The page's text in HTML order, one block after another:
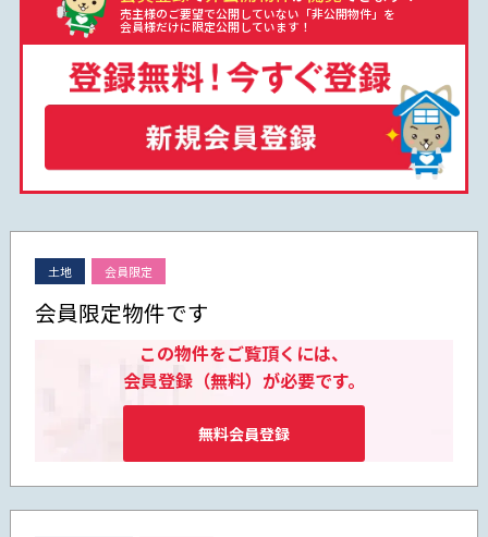
売主様のご要望で公開していない「非公開物件」を
会員様だけに限定公開しています！
土地 会員限定
会員限定物件です
この物件をご覧頂くには、
会員登録（無料）が必要です。
無料会員登録